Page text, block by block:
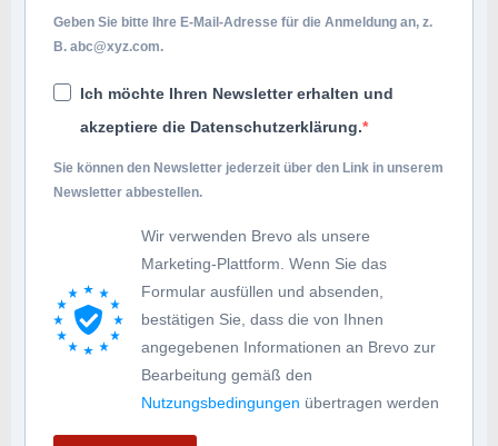
Geben Sie bitte Ihre E-Mail-Adresse für die Anmeldung an, z.
B. abc@xyz.com.
Ich möchte Ihren Newsletter erhalten und
akzeptiere die Datenschutzerklärung.
Sie können den Newsletter jederzeit über den Link in unserem
Newsletter abbestellen.
Wir verwenden Brevo als unsere
Marketing-Plattform. Wenn Sie das
Formular ausfüllen und absenden,
bestätigen Sie, dass die von Ihnen
angegebenen Informationen an Brevo zur
Bearbeitung gemäß den
Nutzungsbedingungen übertragen werden